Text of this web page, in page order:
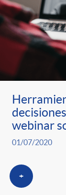
webinar
01/07/2020
+